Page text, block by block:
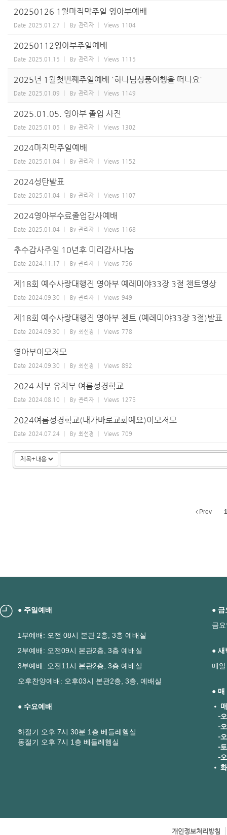
20250126 1월마직막주일 영아부예배
Date 2025.01.27 By 관리자 Views 1104
20250112영아부주일예배
Date 2025.01.15 By 관리자 Views 1115
2025년 1월첫번째주일예배 '하나님성풍여행을 떠나요'
Date 2025.01.09 By 관리자 Views 1149
2025.01.05. 영아부 졸업 사진
Date 2025.01.05 By 관리자 Views 1302
2024마지막주일예배
Date 2025.01.04 By 관리자 Views 1152
2024성탄발표
Date 2025.01.04 By 관리자 Views 1107
2024영아부수료졸업감사예배
Date 2025.01.04 By 관리자 Views 1168
추수감사주일 10년후 미리감사나눔
Date 2024.11.17 By 관리자 Views 756
제18회 예수사랑대행진 영아부 예레미야33장 3절 챈트영상
Date 2024.09.30 By 관리자 Views 949
제18회 예수사랑대행진 영아부 첸트 (예레미야33장 3절)발표
Date 2024.09.30 By 최선경 Views 778
영아부이모저모
Date 2024.09.30 By 최선경 Views 892
2024 서부 유치부 여름성경학교
Date 2024.08.10 By 관리자 Views 1275
2024여름성경학교(내가바로교회예요)이모저모
Date 2024.07.24 By 최선경 Views 709
Prev 1
● 주일예배
1부예배: 오전 08시 본관 2층, 3층 예배실
2부예배: 오전09시 본관2층, 3층 예배실
3부예배: 오전11시 본관2층, 3층 예배실
오후찬양예배: 오후03시 본관2층, 3층, 예배실
● 수요예배
하절기 오후 7시 30분 1층 베들레헴실
동절기 오후 7시 1층 베들레헴실
● 금
금
● 새
매
● 매
•
-오
-오
-오
-토
-오
•
개인정보처리방침